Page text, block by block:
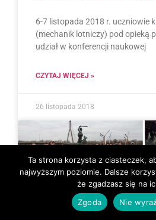
6-7 listopada 2018 r. uczniowie
(mechanik lotniczy) pod opieką
udział w konferencji naukowej
CZYTAJ WIĘCEJ »
26 listopada 2018
Ta strona korzysta z ciasteczek,
najwyższym poziomie. Dalsze
że zgadzasz się na
Zgoda
Nie